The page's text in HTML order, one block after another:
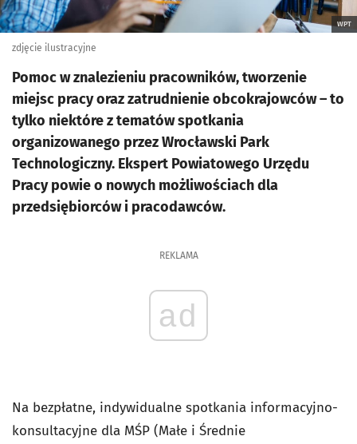
WPT
zdjęcie ilustracyjne
Pomoc w znalezieniu pracowników, tworzenie
miejsc pracy oraz zatrudnienie obcokrajowców – to
tylko niektóre z tematów spotkania
organizowanego przez Wrocławski Park
Technologiczny. Ekspert Powiatowego Urzędu
Pracy powie o nowych możliwościach dla
przedsiębiorców i pracodawców.
REKLAMA
ad
Na bezpłatne, indywidualne spotkania informacyjno-
konsultacyjne dla MŚP (Małe i Średnie